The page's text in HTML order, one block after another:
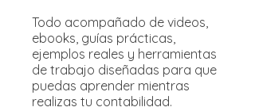
Todo acompañado de videos,
ebooks, guías prácticas,
ejemplos reales y herramientas
de trabajo diseñadas para que
puedas aprender mientras
realizas tu contabilidad.